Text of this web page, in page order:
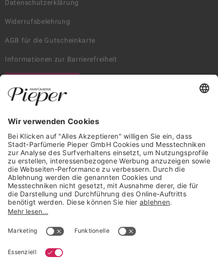
Datenschutzerklärung
Widerrufsbelehrung
AGB für die Gutscheinkarte
Informationen zur Barrierefreiheit
Trusted Shops Mitglied seit 2010
* unverbindliche Preisempfehlung der Verbundgruppe beauty alliance